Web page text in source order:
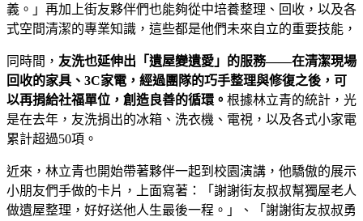
義。」再加上街友夥伴們也能夠從中培養整理、回收，以及各
式空間清潔的專業知識，這些都是他們未來自立的重要技能，
同時間， 友洗也延伸出「遺屋變遺愛」的服務——在清潔現場
回收的家具、3C家電，經過團隊的巧手整理與修復之後，可
以再捐給社福單位，創造良善的循環。 根據林立青的統計，光
是在去年，友洗捐出的冰箱、洗衣機、電視，以及各式小家電
累計超過50項。
近來，林立青也開始帶著夥伴一起到校園演講，他驕傲的展示
小朋友們手做的卡片，上面寫著：「謝謝街友叔叔幫獨屋老人
做遺屋整理，好好送他人生最後一程。」、「謝謝街友叔叔勇